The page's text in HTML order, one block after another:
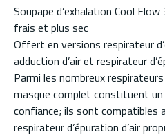
Soupape d’exhalation Cool
frais et plus sec
Offert en versions respirateur
adduction d’air et respirateur
Parmi les nombreux
masque complet constituent
confiance; ils sont compatibles
respirateur d’épuration d’air